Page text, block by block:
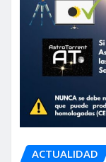
ACTUALIDAD